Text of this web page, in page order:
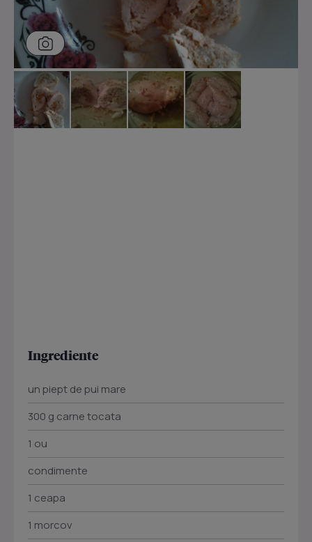
Ingrediente
un piept de pui mare
300 g carne tocata
1 ou
condimente
1 ceapa
1 morcov